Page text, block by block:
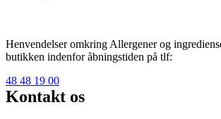
Henvendelser omkring Allergener og
butikken indenfor åbningstiden på tlf:
48 48 19 00
Kontakt os